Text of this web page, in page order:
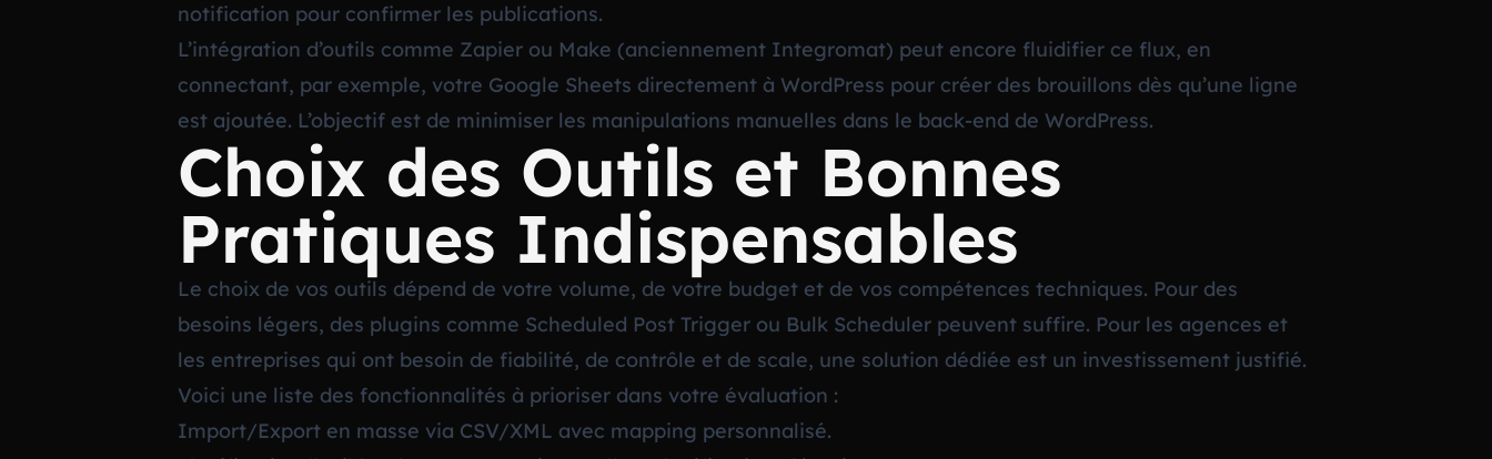
notification pour confirmer les publications.
L’intégration d’outils comme Zapier ou Make (anciennement Integromat) peut encore fluidifier ce flux, en
connectant, par exemple, votre Google Sheets directement à WordPress pour créer des brouillons dès qu’une ligne
est ajoutée. L’objectif est de minimiser les manipulations manuelles dans le back-end de WordPress.
Choix des Outils et Bonnes
Pratiques Indispensables
Le choix de vos outils dépend de votre volume, de votre budget et de vos compétences techniques. Pour des
besoins légers, des plugins comme Scheduled Post Trigger ou Bulk Scheduler peuvent suffire. Pour les agences et
les entreprises qui ont besoin de fiabilité, de contrôle et de scale, une solution dédiée est un investissement justifié.
Voici une liste des fonctionnalités à prioriser dans votre évaluation :
Import/Export en masse via CSV/XML avec mapping personnalisé.